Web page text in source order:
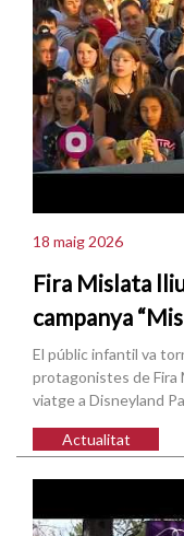
18 maig 2026
Fira Mislata
campanya
El públic infantil va
protagonistes de Fira
viatge a Disneyland
Actualitat